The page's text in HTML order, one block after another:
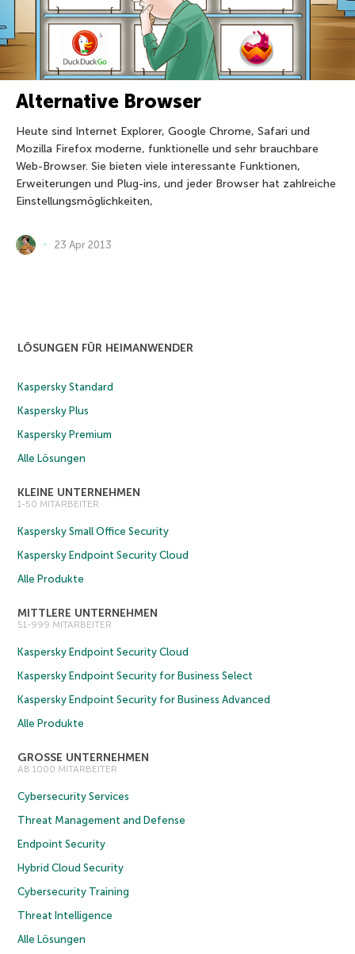
Alternative Browser
Heute sind Internet Explorer, Google Chrome, Safari und
Mozilla Firefox moderne, funktionelle und sehr brauchbare
Web-Browser. Sie bieten viele interessante Funktionen,
Erweiterungen und Plug-ins, und jeder Browser hat zahlreiche
Einstellungsmöglichkeiten,
23 Apr 2013
LÖSUNGEN FÜR HEIMANWENDER
Kaspersky Standard
Kaspersky Plus
Kaspersky Premium
Alle Lösungen
KLEINE UNTERNEHMEN
1-50 MITARBEITER
Kaspersky Small Office Security
Kaspersky Endpoint Security Cloud
Alle Produkte
MITTLERE UNTERNEHMEN
51-999 MITARBEITER
Kaspersky Endpoint Security Cloud
Kaspersky Endpoint Security for Business Select
Kaspersky Endpoint Security for Business Advanced
Alle Produkte
GROSSE UNTERNEHMEN
AB 1000 MITARBEITER
Cybersecurity Services
Threat Management and Defense
Endpoint Security
Hybrid Cloud Security
Cybersecurity Training
Threat Intelligence
Alle Lösungen